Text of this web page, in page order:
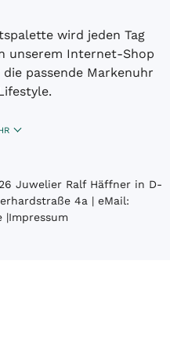
wird jeden Tag
unserem Internet-Shop
passende Markenuhr
Juwelier Ralf Häffner in D-
4a | eMail:
|Impressum